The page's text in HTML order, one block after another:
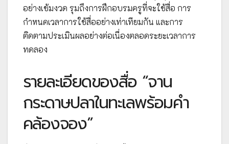
อย่างเข้มงวด รุมถึงการฝึกอบรมครูที่จะใช้สื่อ การ
กำหนดเวลาการใช้สื่ออย่างเท่าเทียมกัน และการ
ติดตามประเมินผลอย่างต่อเนื่องตลอดระยะเวลาการ
ทดลอง
รายละเอียดของสื่อ “จาน
กระดาษปลาในทะเลพร้อมคำ
คล้องจอง”